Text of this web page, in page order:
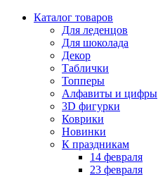
Каталог товаров
Для леденцов
Для шоколада
Декор
Таблички
Топперы
Алфавиты и цифры
3D фигурки
Коврики
Новинки
К праздникам
14 февраля
23 февраля